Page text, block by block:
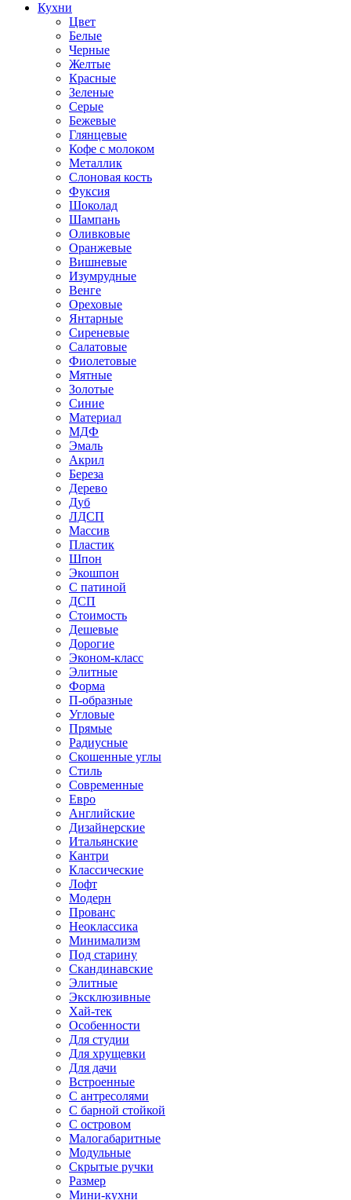
Кухни
Цвет
Белые
Черные
Желтые
Красные
Зеленые
Серые
Бежевые
Глянцевые
Кофе с молоком
Металлик
Слоновая кость
Фуксия
Шоколад
Шампань
Оливковые
Оранжевые
Вишневые
Изумрудные
Венге
Ореховые
Янтарные
Сиреневые
Салатовые
Фиолетовые
Мятные
Золотые
Синие
Материал
МДФ
Эмаль
Акрил
Береза
Дерево
Дуб
ЛДСП
Массив
Пластик
Шпон
Экошпон
С патиной
ДСП
Стоимость
Дешевые
Дорогие
Эконом-класс
Элитные
Форма
П-образные
Угловые
Прямые
Радиусные
Скошенные углы
Стиль
Современные
Евро
Английские
Дизайнерские
Итальянские
Кантри
Классические
Лофт
Модерн
Прованс
Неоклассика
Минимализм
Под старину
Скандинавские
Элитные
Эксклюзивные
Хай-тек
Особенности
Для студии
Для хрущевки
Для дачи
Встроенные
С антресолями
С барной стойкой
С островом
Малогабаритные
Модульные
Скрытые ручки
Размер
Мини-кухни